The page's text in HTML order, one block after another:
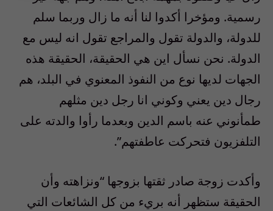
رسمية. ومؤخرا أكدوا لنا أنه ما زال وربما سلم
للدولة، والدولة تقول والمراجع تقول انه ليس مع
الدولة. نحن نسأل اين هي الحقيقة، الحقيقة هذه
الجهات لديها نوع من النفوذ المعنوي في البلد، هم
رجال دين يعني وكوني انا رجل دين مثلهم
طمأنوني عنه باسم الدين وبعدما رأوا والدته على
التلفزيون فتحركت عاطفتهم”.
وأكدت زوجة صادر ثقتها بزوجها “ونزاهته وأن
الحقيقة ستظهر أنه بريء من كل الشائعات التي